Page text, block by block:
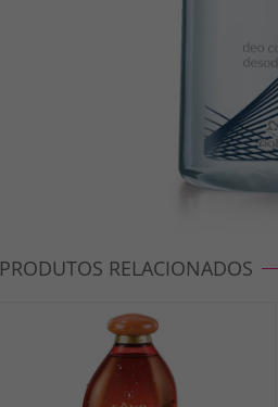
PRODUTOS RELACIONADOS